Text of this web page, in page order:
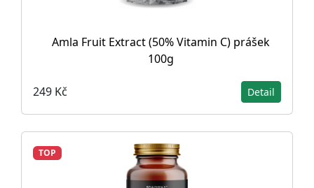
Amla Fruit Extract (50% Vitamin C) prášek
100g
249 Kč Detail
TOP